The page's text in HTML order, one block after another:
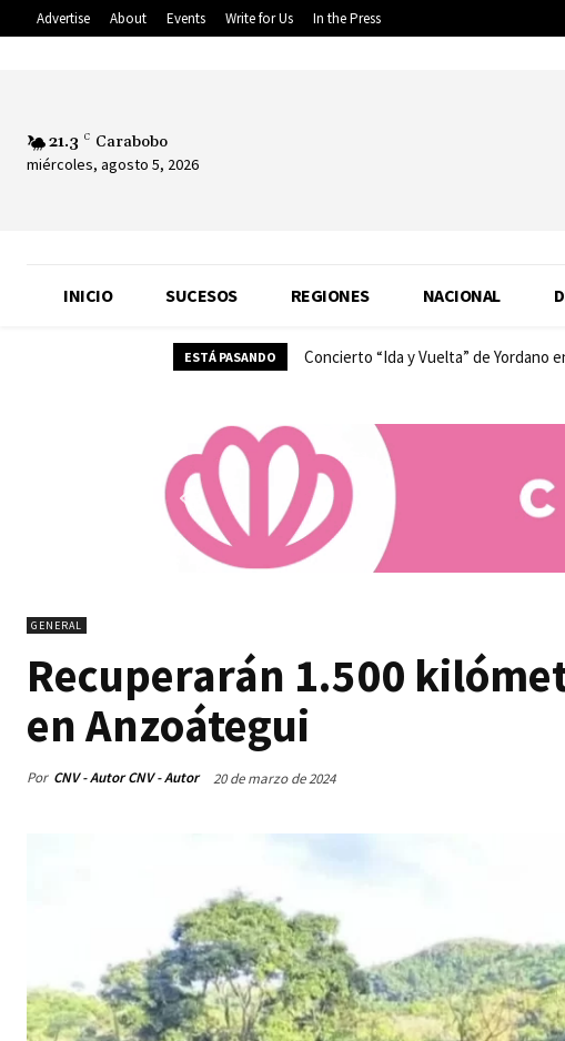
Advertise About Events Write for Us In the Press
21.3 C Carabobo
miércoles, agosto 5, 2026
INICIO SUCESOS REGIONES NACIONAL
ESTÁ PASANDO Concierto “Ida y Vuelta” de Yordano
GENERAL
Recuperarán 1.500
en Anzoátegui
Por CNV - Autor CNV - Autor 20 de marzo de 2024